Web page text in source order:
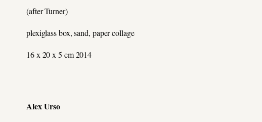
(after Turner)
plexiglass box, sand, paper collage
16 x 20 x 5 cm 2014
Alex Urso